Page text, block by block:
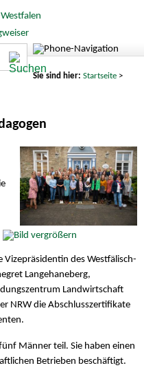
Sie sind hier: Startseite>
des Westfälisch-
Langehaneberg,
Landwirtschaft
NRW die Abschlusszertifikate
Männer teil. Sie haben einen
Betrieben beschäftigt.